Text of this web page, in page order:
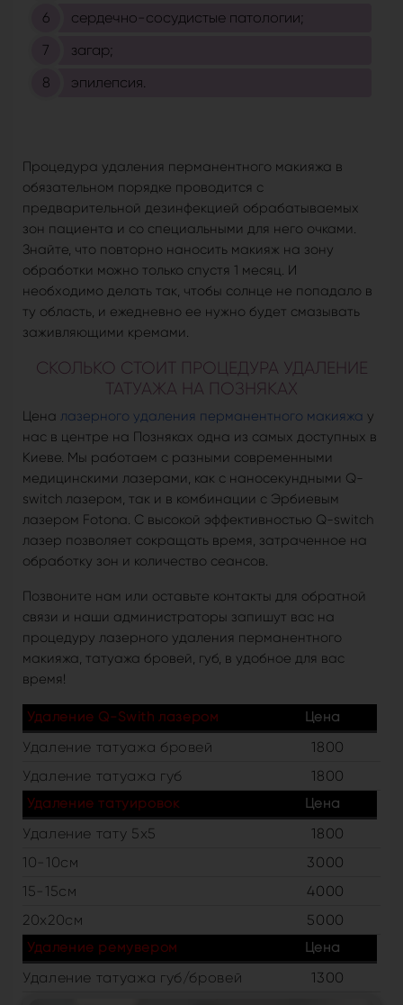
сердечно-сосудистые патологии;
загар;
эпилепсия.
Процедура удаления перманентного макияжа в
обязательном порядке проводится с
предварительной дезинфекцией обрабатываемых
зон пациента и со специальными для него очками.
Знайте, что повторно наносить макияж на зону
обработки можно только спустя 1 месяц. И
необходимо делать так, чтобы солнце не попадало в
ту область, и ежедневно ее нужно будет смазывать
заживляющими кремами.
СКОЛЬКО СТОИТ ПРОЦЕДУРА УДАЛЕНИЕ
ТАТУАЖА НА ПОЗНЯКАХ
Цена лазерного удаления перманентного макияжа у
нас в центре на Позняках одна из самых доступных в
Киеве. Мы работаем с разными современными
медицинскими лазерами, как с наносекундными Q-
switch лазером, так и в комбинации с Эрбиевым
лазером Fotona. С высокой эффективностью Q-switch
лазер позволяет сокращать время, затраченное на
обработку зон и количество сеансов.
Позвоните нам или оставьте контакты для обратной
связи и наши администраторы запишут вас на
процедуру лазерного удаления перманентного
макияжа, татуажа бровей, губ, в удобное для вас
время!
Удаление Q-Swith лазером Цена
Удаление татуажа бровей
1800
Удаление татуажа губ
1800
Удаление татуировок Цена
Удаление тату 5х5
1800
10-10см
3000
15-15см
4000
20х20см
5000
Удаление ремувером Цена
Удаление татуажа губ/бровей 1300